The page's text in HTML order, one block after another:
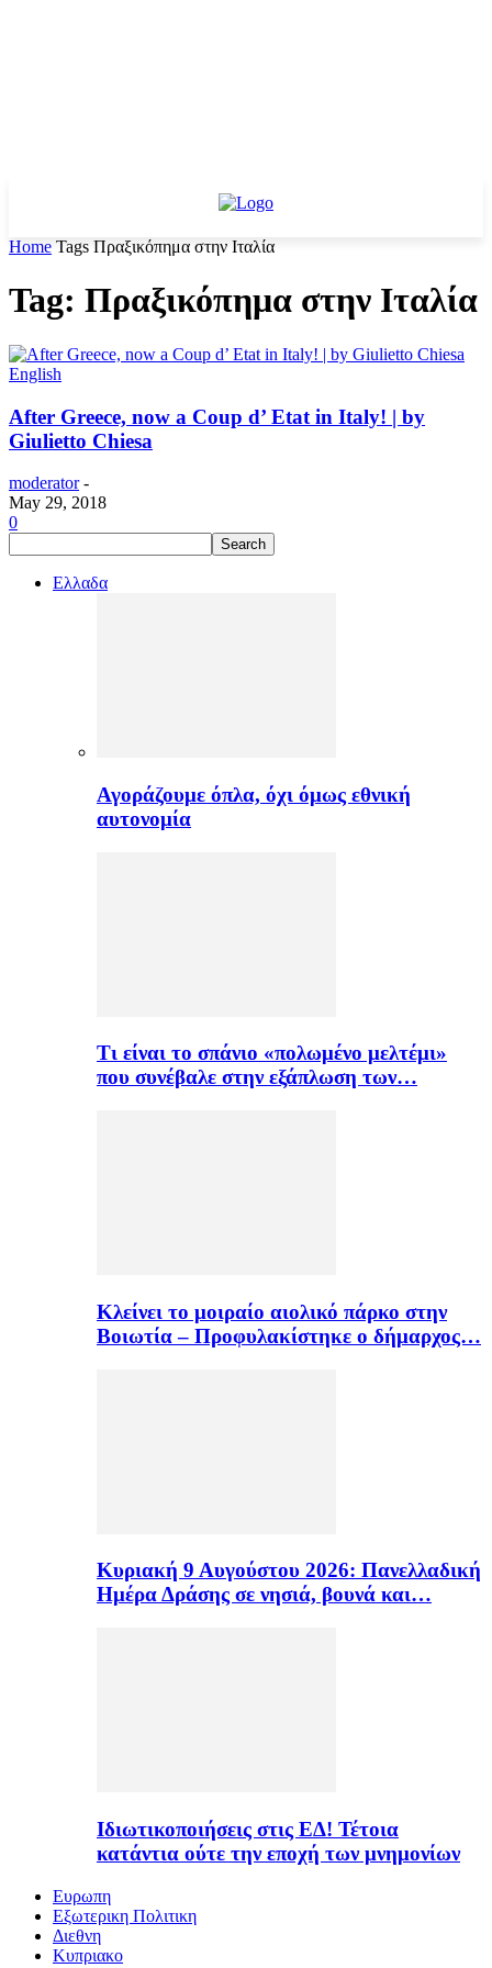
Home Tags Πραξικόπημα στην Ιταλία
Tag: Πραξικόπημα στην Ιταλία
English
After Greece, now a Coup d’ Etat in Italy! | by
Giulietto Chiesa
moderator -
May 29, 2018
0
Ελλαδα
Αγοράζουμε όπλα, όχι όμως εθνική
αυτονομία
Τι είναι το σπάνιο «πολωμένο μελτέμι»
που συνέβαλε στην εξάπλωση των…
Κλείνει το μοιραίο αιολικό πάρκο στην
Βοιωτία – Προφυλακίστηκε ο δήμαρχος…
Κυριακή 9 Αυγούστου 2026: Πανελλαδική
Ημέρα Δράσης σε νησιά, βουνά και…
Ιδιωτικοποιήσεις στις ΕΔ! Τέτοια
κατάντια ούτε την εποχή των μνημονίων
Ευρωπη
Εξωτερικη Πολιτικη
Διεθνη
Κυπριακο